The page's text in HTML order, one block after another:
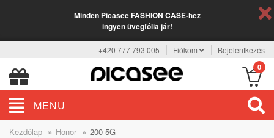
Minden Picasee FASHION CASE-hez
ingyen üvegfólia jár!
+420 777 793 005 Fiókom Bejelentkezés
0
MENU
Kezdőlap » Honor » 200 5G